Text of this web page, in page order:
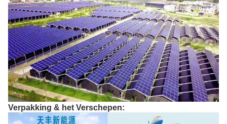
Verpakking & het Verschepen: